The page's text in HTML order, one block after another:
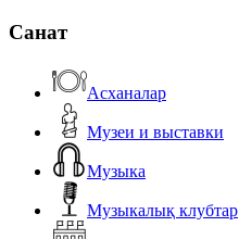
Санат
Асханалар
Музеи и выставки
Музыка
Музыкалық клубтар